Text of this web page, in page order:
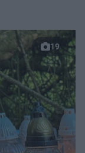
19